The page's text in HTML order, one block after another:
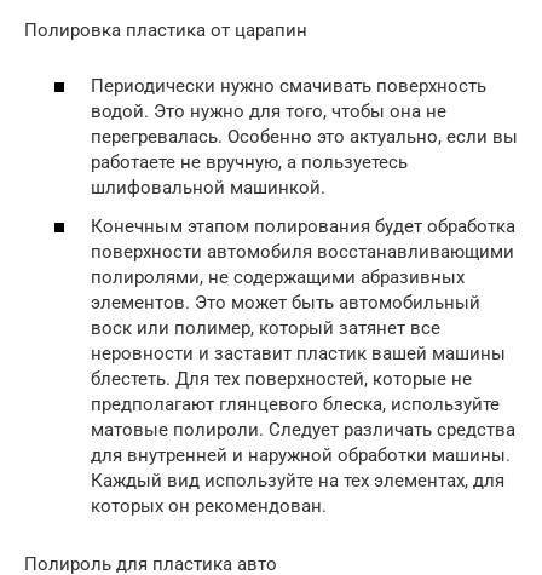
Полировка пластика от царапин
Периодически нужно смачивать поверхность
водой. Это нужно для того, чтобы она не
перегревалась. Особенно это актуально, если вы
работаете не вручную, а пользуетесь
шлифовальной машинкой.
Конечным этапом полирования будет обработка
поверхности автомобиля восстанавливающими
полиролями, не содержащими абразивных
элементов. Это может быть автомобильный
воск или полимер, который затянет все
неровности и заставит пластик вашей машины
блестеть. Для тех поверхностей, которые не
предполагают глянцевого блеска, используйте
матовые полироли. Следует различать средства
для внутренней и наружной обработки машины.
Каждый вид используйте на тех элементах, для
которых он рекомендован.
Полироль для пластика авто